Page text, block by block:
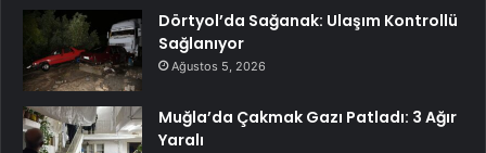
Dörtyol’da Sağanak: Ulaşım Kontrollü
Sağlanıyor
Ağustos 5, 2026
Muğla’da Çakmak Gazı Patladı: 3 Ağır
Yaralı